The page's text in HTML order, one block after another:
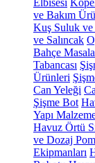
Elbisesi
ve Bakım
Kuş Suluk
ve Salıncak
Bahçe
Tabancası
Ürünleri
Can Yeleği
Şişme Bot
Yapı
Havuz Örtü
ve Dozaj
Ekipmanları